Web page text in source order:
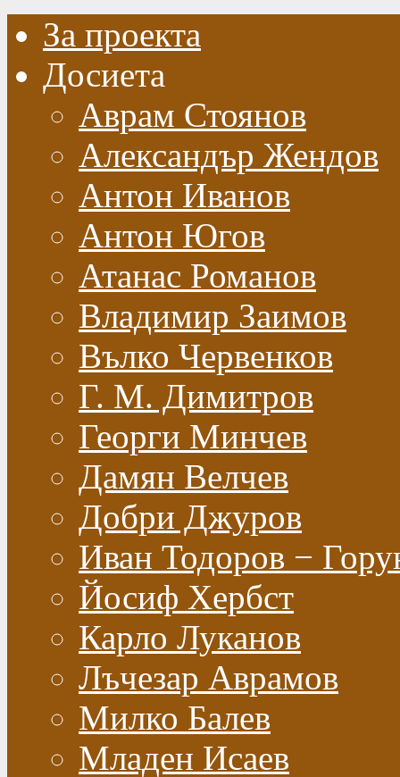
За проекта
Досиета
Аврам Стоянов
Александър Жендов
Антон Иванов
Антон Югов
Атанас Романов
Владимир Заимов
Вълко Червенков
Г. М. Димитров
Георги Минчев
Дамян Велчев
Добри Джуров
Иван Тодоров −
Йосиф Хербст
Карло Луканов
Лъчезар Аврамов
Милко Балев
Младен Исаев